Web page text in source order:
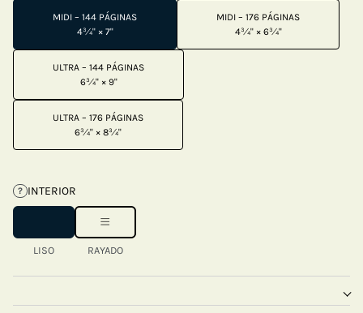
MIDI – 144 PÁGINAS
4¾" × 7"
MIDI – 176 PÁGINAS
4¾" × 6¾"
ULTRA – 144 PÁGINAS
6¾" × 9"
ULTRA – 176 PÁGINAS
6¾" × 8¾"
? INTERIOR
LISO RAYADO